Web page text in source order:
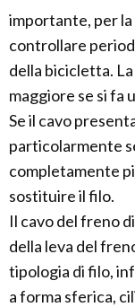
importante, per
controllare
della bicicletta.
maggiore se si fa
Se il cavo
particolarmente
completamente
sostituire il filo.
Il cavo del freno
della leva del
tipologia di filo,
a forma sferica,